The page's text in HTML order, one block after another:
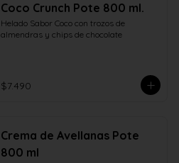
Coco Crunch Pote 800 ml.
Helado Sabor Coco con trozos de
almendras y chips de chocolate
$7.490
Crema de Avellanas Pote
800 ml